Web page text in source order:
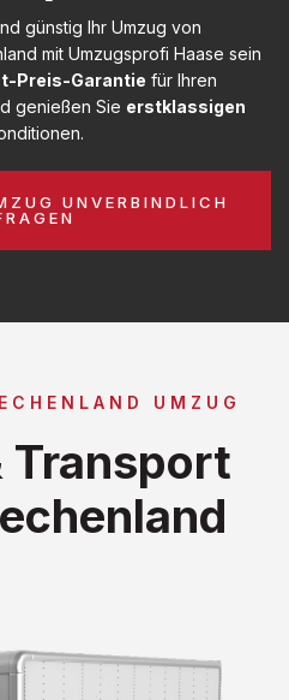
günstig Ihr Umzug von
mit Umzugsprofi Haase sein
Preis-Garantie für Ihren
genießen Sie erstklassigen
UNVERBINDLICH
UMZUG
Transport